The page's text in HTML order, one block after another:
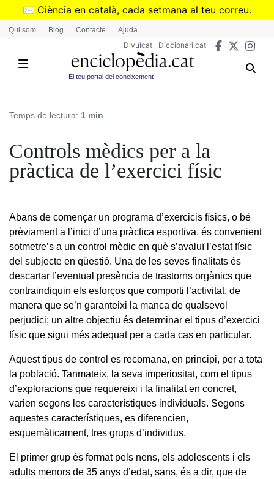
Vés
✉️ Ciència en català, cada setmana al teu correu.
➜Subscriu-te al butlletí de Divulcat
Qui som Blog Contacte Ajuda
Divulcat Diccionari.cat
El teu portal del coneixement
Temps de lectura: 1 min
Controls mèdics per a la
pràctica de l’exercici físic
Abans de començar un programa d’exercicis físics, o bé
prèviament a l’inici d’una pràctica esportiva, és convenient
sotmetre’s a un control mèdic en què s’avaluï l’estat físic
del subjecte en qüestió. Una de les seves finalitats és
descartar l’eventual presència de trastorns orgànics que
contraindiquin els esforços que comporti l’activitat, de
manera que se’n garanteixi la manca de qualsevol
perjudici; un altre objectiu és determinar el tipus d’exercici
físic que sigui més adequat per a cada cas en particular.
Aquest tipus de control es recomana, en principi, per a tota
la població. Tanmateix, la seva imperiositat, com el tipus
d’exploracions que requereixi i la finalitat en concret,
varien segons les característiques individuals. Segons
aquestes característiques, es diferencien,
esquemàticament, tres grups d’individus.
El primer grup és format pels nens, els adolescents i els
adults menors de 35 anys d’edat, sans, és a dir, que de